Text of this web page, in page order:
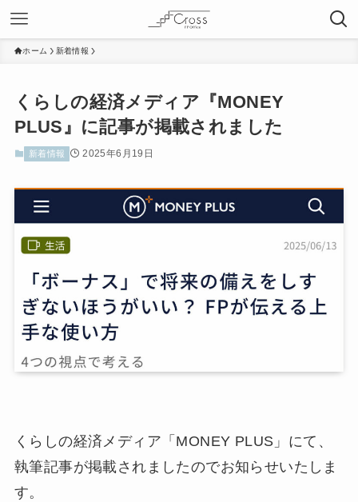
ホーム 新着情報
くらしの経済メディア『MONEY
PLUS』に記事が掲載されました
新着情報 2025年6月19日
くらしの経済メディア「MONEY PLUS」にて、
執筆記事が掲載されましたのでお知らせいたしま
す。